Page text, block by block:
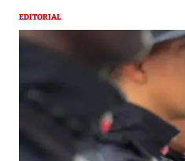
EDITORIAL